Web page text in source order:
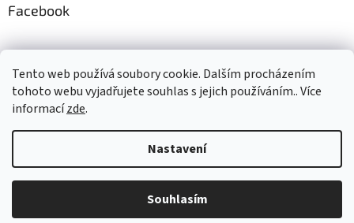
Tento web používá soubory cookie. Dalším procházením
tohoto webu vyjadřujete souhlas s jejich používáním.. Více
informacízde.
Nastavení
Souhlasím
Facebook
Instagram
Copyright 2026www.carloromani-shop.cz. Všechna práva
Upravit nastavení cookies